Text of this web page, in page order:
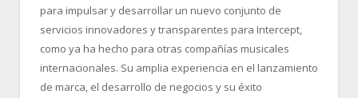
para impulsar y desarrollar un nuevo conjunto de
servicios innovadores y transparentes para Intercept,
como ya ha hecho para otras compañías musicales
internacionales. Su amplia experiencia en el lanzamiento
de marca, el desarrollo de negocios y su éxito